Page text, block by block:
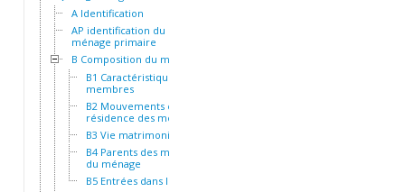
A Identification
AP identification du
ménage primaire
B Composition du ménage
B1 Caractéristiques des
membres
B2 Mouvements et
résidence des membres
B3 Vie matrimoniale
B4 Parents des membres
du ménage
B5 Entrées dans le ménage